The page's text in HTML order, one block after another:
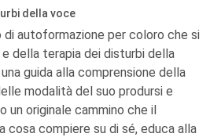
della voce
autoformazione per coloro che si
della terapia dei disturbi della
guida alla comprensione della
modalità del suo prodursi e
un originale cammino che il
cosa compiere su di sé, educa alla